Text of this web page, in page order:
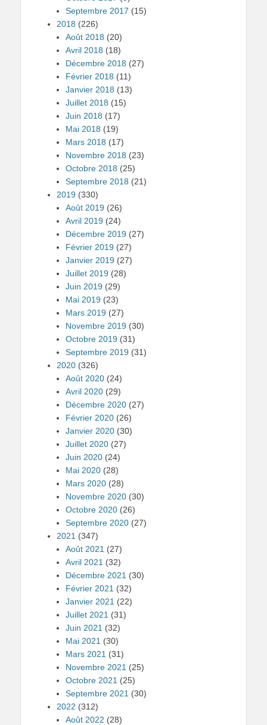
Septembre 2017 (15)
2018 (226)
Août 2018 (20)
Avril 2018 (18)
Décembre 2018 (27)
Février 2018 (11)
Janvier 2018 (13)
Juillet 2018 (15)
Juin 2018 (17)
Mai 2018 (19)
Mars 2018 (17)
Novembre 2018 (23)
Octobre 2018 (25)
Septembre 2018 (21)
2019 (330)
Août 2019 (26)
Avril 2019 (24)
Décembre 2019 (27)
Février 2019 (27)
Janvier 2019 (27)
Juillet 2019 (28)
Juin 2019 (29)
Mai 2019 (23)
Mars 2019 (27)
Novembre 2019 (30)
Octobre 2019 (31)
Septembre 2019 (31)
2020 (326)
Août 2020 (24)
Avril 2020 (29)
Décembre 2020 (27)
Février 2020 (26)
Janvier 2020 (30)
Juillet 2020 (27)
Juin 2020 (24)
Mai 2020 (28)
Mars 2020 (28)
Novembre 2020 (30)
Octobre 2020 (26)
Septembre 2020 (27)
2021 (347)
Août 2021 (27)
Avril 2021 (32)
Décembre 2021 (30)
Février 2021 (32)
Janvier 2021 (22)
Juillet 2021 (31)
Juin 2021 (32)
Mai 2021 (30)
Mars 2021 (31)
Novembre 2021 (25)
Octobre 2021 (25)
Septembre 2021 (30)
2022 (312)
Août 2022 (28)